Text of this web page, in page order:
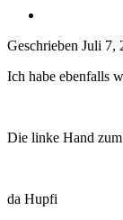
Geschrieben Juli 7,
Ich habe ebenfalls
Die linke Hand
da Hupfi